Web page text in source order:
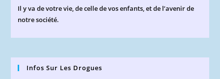
Il y va de votre vie, de celle de vos enfants, et de l’avenir de
notre société.
Infos Sur Les Drogues